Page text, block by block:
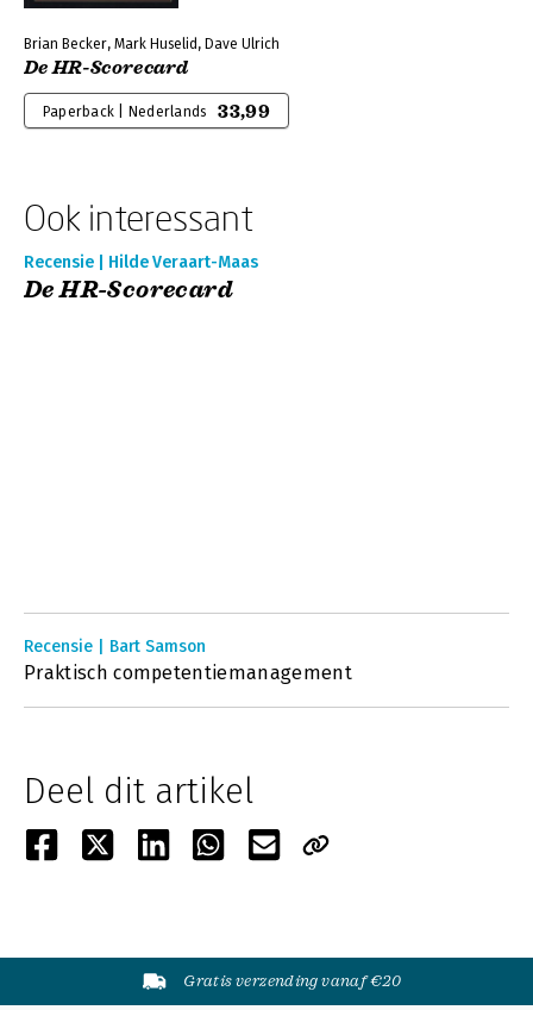
Brian Becker, Mark Huselid, Dave Ulrich
De HR-Scorecard
Paperback | Nederlands 33,99
Ook interessant
Recensie | Hilde Veraart-Maas
De HR-Scorecard
Recensie | Bart Samson
Praktisch competentiemanagement
Deel dit artikel
Gratis verzending vanaf €20